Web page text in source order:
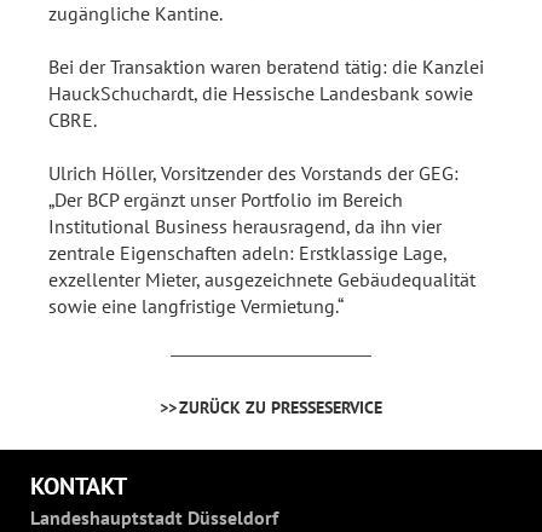
zugängliche Kantine.
Bei der Transaktion waren beratend tätig: die Kanzlei
HauckSchuchardt, die Hessische Landesbank sowie
CBRE.
Ulrich Höller, Vorsitzender des Vorstands der GEG:
„Der BCP ergänzt unser Portfolio im Bereich
Institutional Business herausragend, da ihn vier
zentrale Eigenschaften adeln: Erstklassige Lage,
exzellenter Mieter, ausgezeichnete Gebäudequalität
sowie eine langfristige Vermietung.“
ZURÜCK ZU PRESSESERVICE
KONTAKT
Landeshauptstadt Düsseldorf